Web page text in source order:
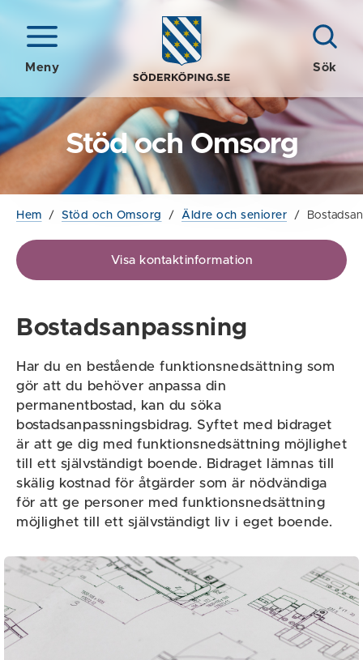
Meny Sök
Stöd och Omsorg
Hem / Stöd och Omsorg / Äldre och seniorer /
Visa kontaktinformation
Bostadsanpassning
Har du en bestående funktionsnedsättning som
gör att du behöver anpassa din
permanentbostad, kan du söka
bostadsanpassningsbidrag. Syftet med bidraget
är att ge dig med funktionsnedsättning möjlighet
till ett självständigt boende. Bidraget lämnas till
skälig kostnad för åtgärder som är nödvändiga
för att ge personer med funktionsnedsättning
möjlighet till ett självständigt liv i eget boende.